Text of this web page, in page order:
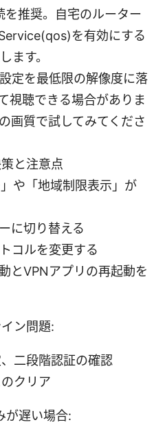
推奨。自宅のルーター
を有効にする
ます。
定を最低限の解像度に落
視聴できる場合がありま
画質で試してみてくださ
と注意点
」や「地域制限表示」が
に切り替える
コルを変更する
とVPNアプリの再起動を
ン問題:
二段階認証の確認
クリア
が遅い場合: